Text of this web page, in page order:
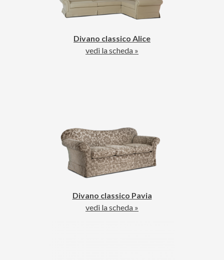
Divano classico Alice
vedi la scheda »
Divano classico Pavia
vedi la scheda »